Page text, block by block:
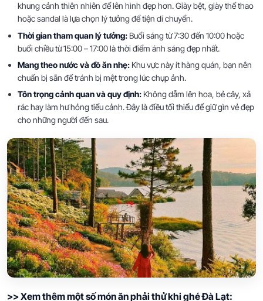
khung cảnh thiên nhiên để lên hình đẹp hơn. Giày bệt, giày thể thao
hoặc sandal là lựa chọn lý tưởng để tiện di chuyển.
Thời gian tham quan lý tưởng:Buổi sáng từ 7:30 đến 10:00 hoặc
buổi chiều từ 15:00 – 17:00 là thời điểm ánh sáng đẹp nhất.
Mang theo nước và đồ ăn nhẹ:Khu vực này ít hàng quán, bạn nên
chuẩn bị sẵn để tránh bị mệt trong lúc chụp ảnh.
Tôn trọng cảnh quan và quy định:Không dẫm lên hoa, bẻ cây, xả
rác hay làm hư hỏng tiểu cảnh. Đây là điều tối thiểu để giữ gìn vẻ đẹp
cho những người đến sau.
>> Xem thêm một số món ăn phải thử khi ghé Đà Lạt: